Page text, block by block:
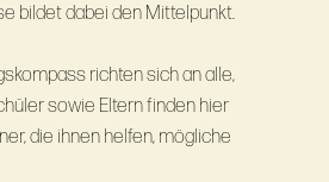
bildet dabei den Mittelpunkt.
richten sich an alle,
sowie Eltern finden hier
die ihnen helfen, mögliche